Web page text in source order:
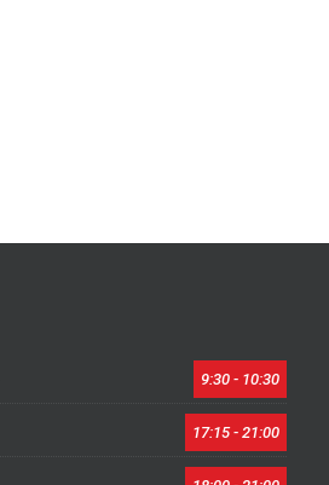
9:30 - 10:30
17:15 - 21:00